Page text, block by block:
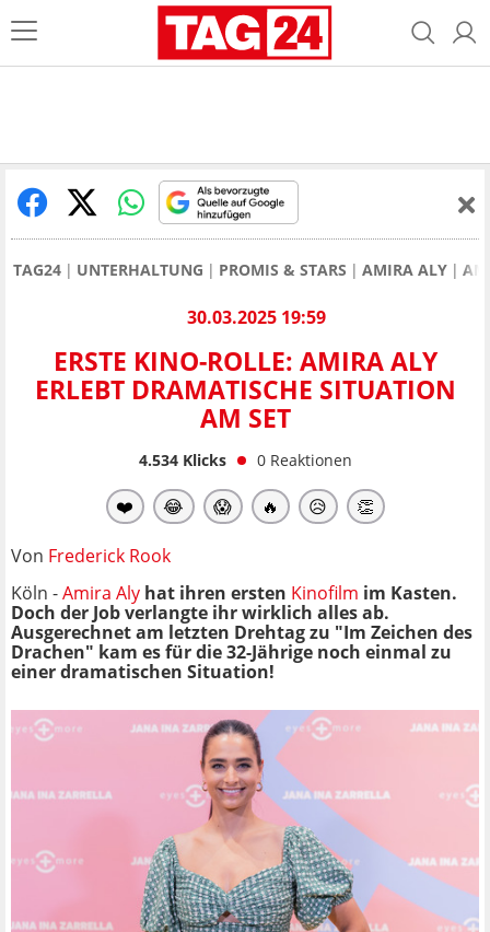
TAG24 UNTERHALTUNG PROMIS & STARS AMIRA ALY
30.03.2025 19:59
ERSTE KINO-ROLLE: AMIRA ALY
ERLEBT DRAMATISCHE SITUATION
AM SET
4.534Klicks 0 Reaktionen
❤️ 😂 😱 🔥 😥 👏
Von Frederick Rook
Köln -Amira Aly hat ihren ersten Kinofilm im Kasten.
Doch der Job verlangte ihr wirklich alles ab.
Ausgerechnet am letzten Drehtag zu "Im Zeichen des
Drachen" kam es für die 32-Jährige noch einmal zu
einer dramatischen Situation!